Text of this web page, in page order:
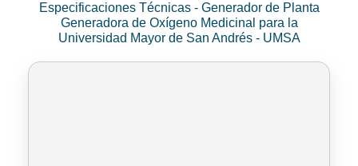
Especificaciones Técnicas - Generador de Planta
Generadora de Oxígeno Medicinal para la
Universidad Mayor de San Andrés - UMSA